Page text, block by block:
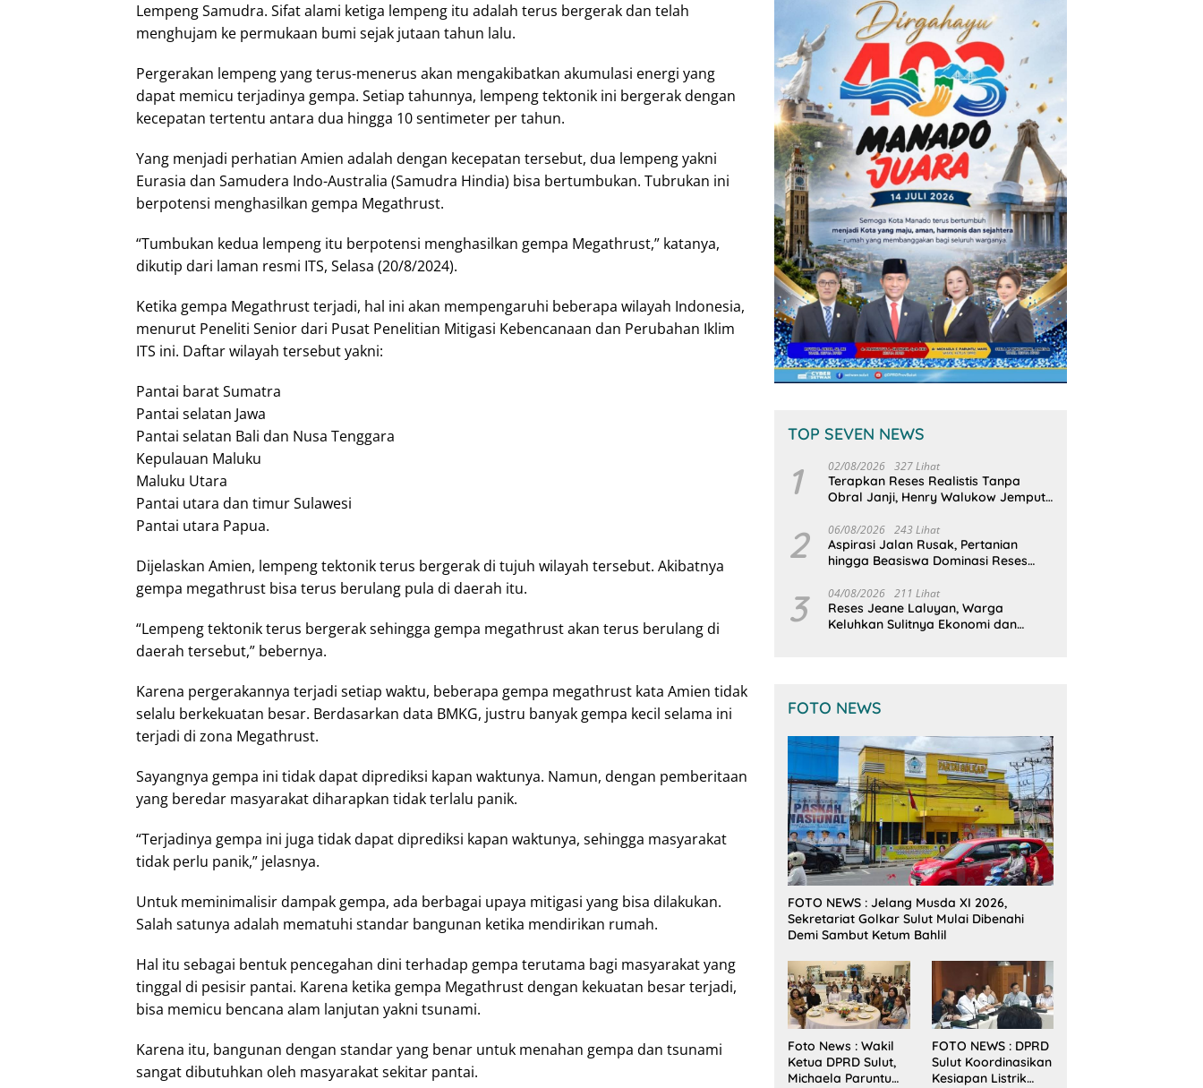
Lempeng Samudra. Sifat alami ketiga lempeng itu adalah terus bergerak dan telah
menghujam ke permukaan bumi sejak jutaan tahun lalu.
Pergerakan lempeng yang terus-menerus akan mengakibatkan akumulasi energi yang
dapat memicu terjadinya gempa. Setiap tahunnya, lempeng tektonik ini bergerak dengan
kecepatan tertentu antara dua hingga 10 sentimeter per tahun.
Yang menjadi perhatian Amien adalah dengan kecepatan tersebut, dua lempeng yakni
Eurasia dan Samudera Indo-Australia (Samudra Hindia) bisa bertumbukan. Tubrukan ini
berpotensi menghasilkan gempa Megathrust.
“Tumbukan kedua lempeng itu berpotensi menghasilkan gempa Megathrust,” katanya,
dikutip dari laman resmi ITS, Selasa (20/8/2024).
Ketika gempa Megathrust terjadi, hal ini akan mempengaruhi beberapa wilayah Indonesia,
menurut Peneliti Senior dari Pusat Penelitian Mitigasi Kebencanaan dan Perubahan Iklim
ITS ini. Daftar wilayah tersebut yakni:
Pantai barat Sumatra
Pantai selatan Jawa
Pantai selatan Bali dan Nusa Tenggara
Kepulauan Maluku
Maluku Utara
Pantai utara dan timur Sulawesi
Pantai utara Papua.
Dijelaskan Amien, lempeng tektonik terus bergerak di tujuh wilayah tersebut. Akibatnya
gempa megathrust bisa terus berulang pula di daerah itu.
“Lempeng tektonik terus bergerak sehingga gempa megathrust akan terus berulang di
daerah tersebut,” bebernya.
Karena pergerakannya terjadi setiap waktu, beberapa gempa megathrust kata Amien tidak
selalu berkekuatan besar. Berdasarkan data BMKG, justru banyak gempa kecil selama ini
terjadi di zona Megathrust.
Sayangnya gempa ini tidak dapat diprediksi kapan waktunya. Namun, dengan pemberitaan
yang beredar masyarakat diharapkan tidak terlalu panik.
“Terjadinya gempa ini juga tidak dapat diprediksi kapan waktunya, sehingga masyarakat
tidak perlu panik,” jelasnya.
Untuk meminimalisir dampak gempa, ada berbagai upaya mitigasi yang bisa dilakukan.
Salah satunya adalah mematuhi standar bangunan ketika mendirikan rumah.
Hal itu sebagai bentuk pencegahan dini terhadap gempa terutama bagi masyarakat yang
tinggal di pesisir pantai. Karena ketika gempa Megathrust dengan kekuatan besar terjadi,
bisa memicu bencana alam lanjutan yakni tsunami.
Karena itu, bangunan dengan standar yang benar untuk menahan gempa dan tsunami
sangat dibutuhkan oleh masyarakat sekitar pantai.
TOP SEVEN NEWS
1 02/08/2026 327 Lihat
Terapkan Reses Realistis Tanpa
Obral Janji, Henry Walukow Jemput
Desa
2 06/08/2026 243 Lihat
Aspirasi Jalan Rusak, Pertanian
hingga Beasiswa Dominasi Reses
3 04/08/2026 211 Lihat
Reses Jeane Laluyan, Warga
Keluhkan Sulitnya Ekonomi dan
FOTO NEWS
FOTO NEWS : Jelang Musda XI 2026,
Sekretariat Golkar Sulut Mulai Dibenahi
Demi Sambut Ketum Bahlil
Foto News : Wakil
Ketua DPRD Sulut,
Michaela Paruntu
FOTO NEWS : DPRD
Sulut Koordinasikan
Kesiapan Listrik